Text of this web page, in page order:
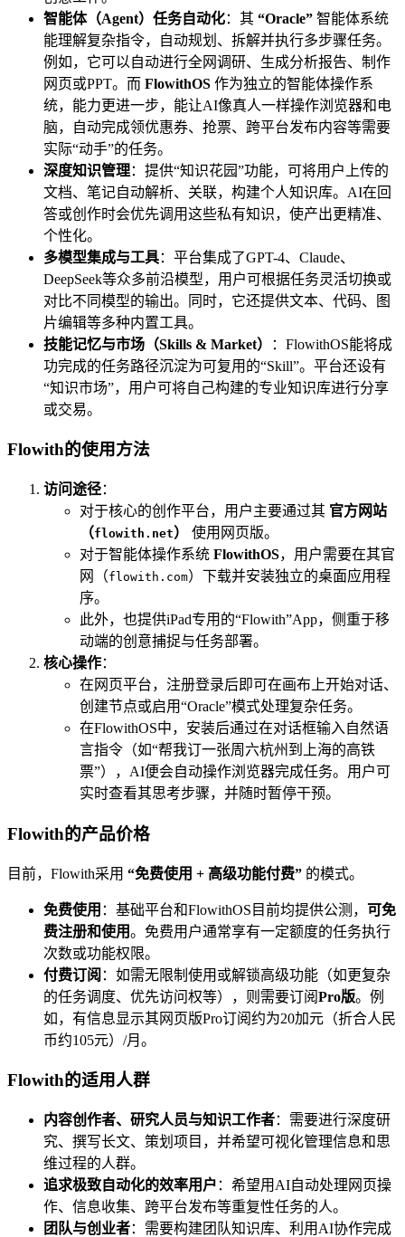
智能体（Agent）任务自动化：其 “Oracle” 智能体系统
能理解复杂指令，自动规划、拆解并执行多步骤任务。
例如，它可以自动进行全网调研、生成分析报告、制作
网页或PPT。而 FlowithOS 作为独立的智能体操作系
统，能力更进一步，能让AI像真人一样操作浏览器和电
脑，自动完成领优惠券、抢票、跨平台发布内容等需要
实际“动手”的任务。
深度知识管理：提供“知识花园”功能，可将用户上传的
文档、笔记自动解析、关联，构建个人知识库。AI在回
答或创作时会优先调用这些私有知识，使产出更精准、
个性化。
多模型集成与工具：平台集成了GPT-4、Claude、
DeepSeek等众多前沿模型，用户可根据任务灵活切换或
对比不同模型的输出。同时，它还提供文本、代码、图
片编辑等多种内置工具。
技能记忆与市场（Skills & Market）
：FlowithOS能将成
功完成的任务路径沉淀为可复用的“Skill”。平台还设有
“知识市场”，用户可将自己构建的专业知识库进行分享
或交易。
Flowith的使用方法
访问途径：
对于核心的创作平台，用户主要通过其 官方网站
（flowith.net）
使用网页版。
对于智能体操作系统 FlowithOS，用户需要在其官
网（flowith.com）下载并安装独立的桌面应用程
序。
此外，也提供iPad专用的“Flowith”App，侧重于移
动端的创意捕捉与任务部署。
核心操作：
在网页平台，注册登录后即可在画布上开始对话、
创建节点或启用“Oracle”模式处理复杂任务。
在FlowithOS中，安装后通过在对话框输入自然语
言指令（如“帮我订一张周六杭州到上海的高铁
票”），AI便会自动操作浏览器完成任务。用户可
实时查看其思考步骤，并随时暂停干预。
Flowith的产品价格
目前，Flowith采用 “免费使用 + 高级功能付费” 的模式。
免费使用 ：基础平台和FlowithOS目前均提供公测， 可免
费注册和使用。免费用户通常享有一定额度的任务执行
次数或功能权限。
付费订阅 ：如需无限制使用或解锁高级功能（如更复杂
的任务调度、优先访问权等），则需要订阅Pro版。例
如，有信息显示其网页版Pro订阅约为20加元（折合人民
币约105元）/月。
Flowith的适用人群
内容创作者、研究人员与知识工作者：需要进行深度研
究、撰写长文、策划项目，并希望可视化管理信息和思
维过程的人群。
追求极致自动化的效率用户 ：希望用AI自动处理网页操
作、信息收集、跨平台发布等重复性任务的人。
团队与创业者：需要构建团队知识库、利用AI协作完成